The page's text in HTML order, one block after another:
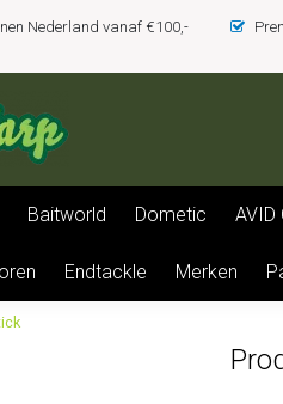
Nederland vanaf €100,-
Baitworld Dometic AVID
Endtackle Merken